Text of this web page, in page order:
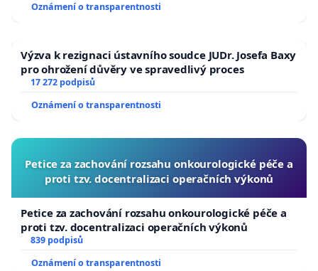
Oznámení o transparentnosti
Výzva k rezignaci ústavního soudce JUDr. Josefa Baxy
pro ohrožení důvěry ve spravedlivý proces
17 272 podpisů
Oznámení o transparentnosti
Petice za zachování rozsahu onkourologické péče a
proti tzv. docentralizaci operačních výkonů
Petice za zachování rozsahu onkourologické péče a
proti tzv. docentralizaci operačních výkonů
839 podpisů
Oznámení o transparentnosti